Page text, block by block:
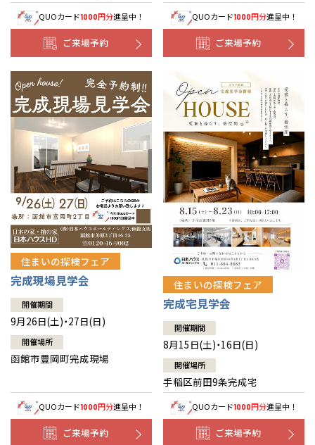
QUOカード1000円分進呈中！
ご来場予約
QUOカード1000円分進呈中！
ご来場予約
住まいの探検フェア
完成現場見学会
開催期間
9月26日(土)・27日(日)
開催場所
函館市豊岡町完成現場
QUOカード1000円分進呈中！
ご来場予約
住まいの探検フェア
完成宅見学会
開催期間
8月15日(土)・16日(日)
開催場所
手稲区前田9条完成宅
QUOカード1000円分進呈中！
ご来場予約